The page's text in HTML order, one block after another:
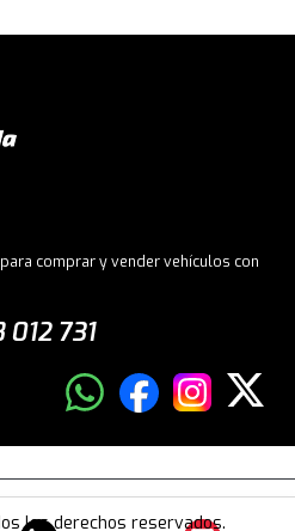
comprar y vender vehículos con
012 731
los derechos reservados.